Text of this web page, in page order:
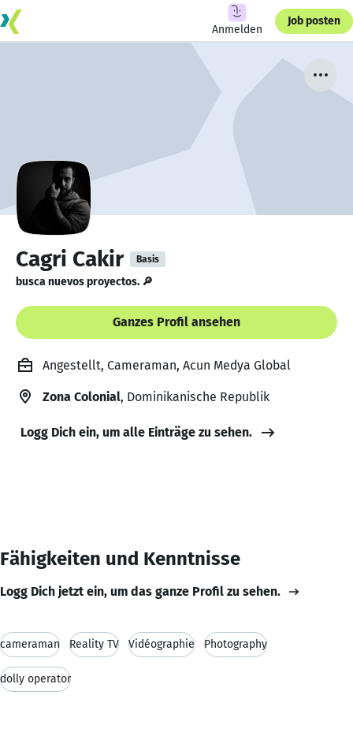
Anmelden
Job posten
Cagri Cakir Basis
busca nuevos proyectos. 🔎
Ganzes Profil ansehen
Angestellt, Cameraman, Acun Medya Global
Zona Colonial, Dominikanische Republik
Logg Dich ein, um alle Einträge zu sehen.
Fähigkeiten und Kenntnisse
Logg Dich jetzt ein, um das ganze Profil zu sehen.
cameraman Reality TV Vidéographie Photography
dolly operator